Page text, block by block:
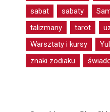
sabat
sabaty
talizmany
tarot
Warsztaty i kursy
znaki zodiaku